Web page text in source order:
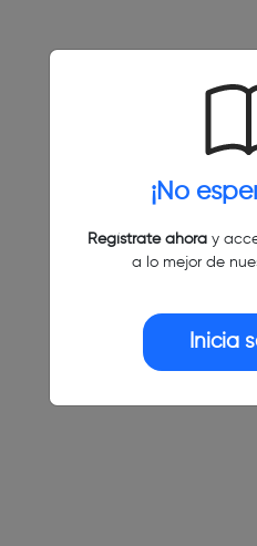
¡No
Regístrate ahoray
a lo mejor de
Inicia